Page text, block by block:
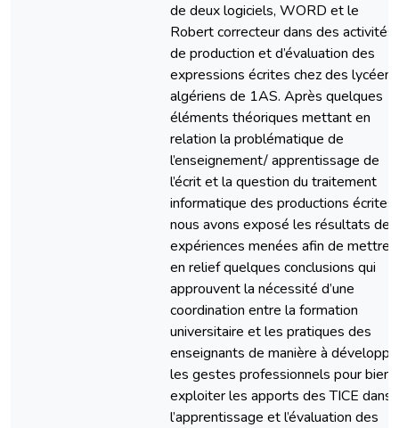
de deux logiciels, WORD et le
Robert correcteur dans des activités
de production et d’évaluation des
expressions écrites chez des lycéens
algériens de 1AS. Après quelques
éléments théoriques mettant en
relation la problématique de
l’enseignement/ apprentissage de
l’écrit et la question du traitement
informatique des productions écrites,
nous avons exposé les résultats des
expériences menées afin de mettre
en relief quelques conclusions qui
approuvent la nécessité d’une
coordination entre la formation
universitaire et les pratiques des
enseignants de manière à
les gestes professionnels pour bien
exploiter les apports des TICE dans
l’apprentissage et l’évaluation des